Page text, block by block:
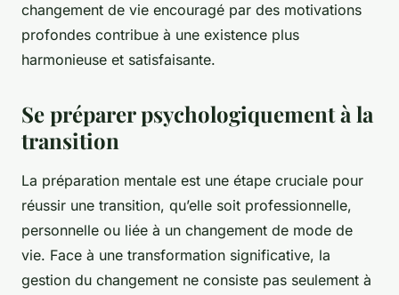
changement de vie encouragé par des motivations
profondes contribue à une existence plus
harmonieuse et satisfaisante.
Se préparer psychologiquement à la
transition
La préparation mentale est une étape cruciale pour
réussir une transition, qu’elle soit professionnelle,
personnelle ou liée à un changement de mode de
vie. Face à une transformation significative, la
gestion du changement ne consiste pas seulement à